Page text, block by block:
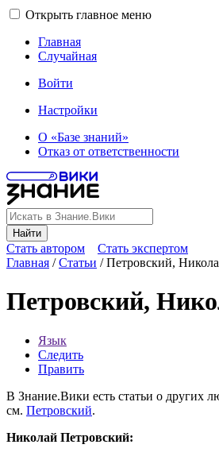
Открыть главное меню
Главная
Случайная
Войти
Настройки
О «Базе знаний»
Отказ от ответственности
Найти
Стать автором
Стать экспертом
Главная /Статьи /Петровский,
Петровский,
Язык
Следить
Править
В Знание.Вики есть статьи о других
см. Петровский.
Николай Петровский: